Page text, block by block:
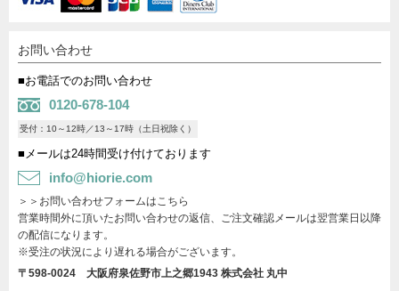
お問い合わせ
■お電話でのお問い合わせ
0120-678-104
受付：10～12時／13～17時（土日祝除く）
■メールは24時間受け付けております
info@hiorie.com
＞＞お問い合わせフォームはこちら
営業時間外に頂いたお問い合わせの返信、ご注文確認メールは翌営業日以降
の配信になります。
※受注の状況により遅れる場合がございます。
〒598-0024 大阪府泉佐野市上之郷1943 株式会社 丸中